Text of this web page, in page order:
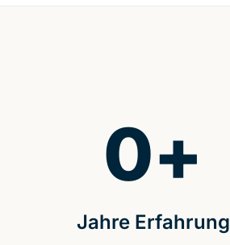
Jahre Erfahrung
0+